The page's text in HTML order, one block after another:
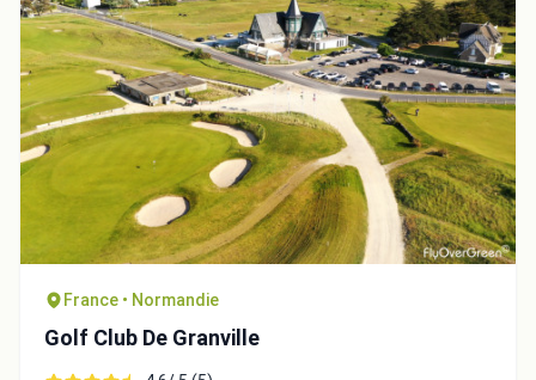
France • Normandie
Golf Club De Granville
Intégrer la video
Choix de la vidéo: